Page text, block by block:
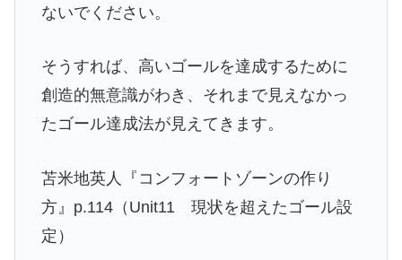
ないでください。
そうすれば、高いゴールを達成するために
創造的無意識がわき、それまで見えなかっ
たゴール達成法が見えてきます。
苫米地英人『コンフォートゾーンの作り
方』p.114（Unit11 現状を超えたゴール設
定）